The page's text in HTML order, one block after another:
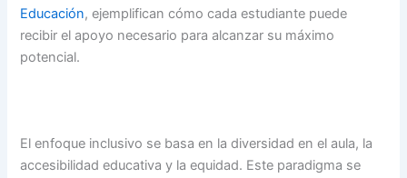
Educación, ejemplifican cómo cada estudiante puede
recibir el apoyo necesario para alcanzar su máximo
potencial.
El enfoque inclusivo se basa en la diversidad en el aula, la
accesibilidad educativa y la equidad. Este paradigma se